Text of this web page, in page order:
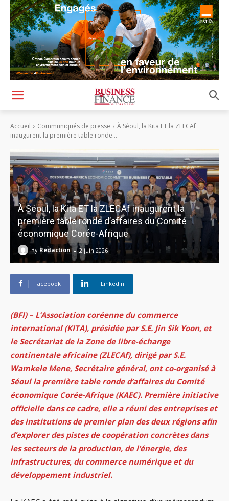
Accueil Communiqués de presse
À Séoul, la Kita ET la ZLECAf
inaugurent la première table ronde...
À Séoul, la Kita ET la ZLECAf inaugurent la
première table ronde d’affaires du Comité
économique Corée-Afrique
By Rédaction - 2 juin 2026
Facebook Linkedin
(BFI) – L’Association coréenne du commerce
international (KITA), présidée par S.E. Jin Sik Yoon, et
le Secrétariat de la Zone de libre-échange
continentale africaine (ZLECAf), dirigé par S.E.
Wamkele Mene, Secrétaire général, ont co-organisé à
Séoul la première table ronde d’affaires du Comité
économique Corée-Afrique (KAEC). Première initiative
officielle dans ce cadre, elle a réuni des entreprises et
des institutions de premier plan des deux régions afin
d’explorer des pistes de coopération concrètes dans
les secteurs de la production, de l’énergie, des
infrastructures, du commerce numérique et du
développement industriel.